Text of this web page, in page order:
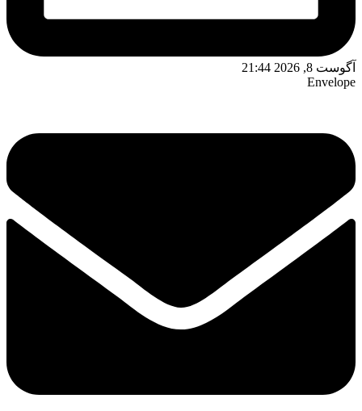
آگوست 8, 2026 21:44
Envelope